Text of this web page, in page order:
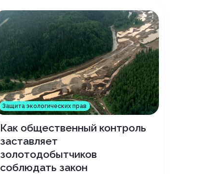
Защита экологических прав
Как общественный контроль
заставляет
золотодобытчиков
соблюдать закон